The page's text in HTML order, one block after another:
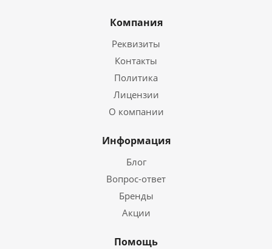
Компания
Реквизиты
Контакты
Политика
Лицензии
О компании
Информация
Блог
Вопрос-ответ
Бренды
Акции
Помощь